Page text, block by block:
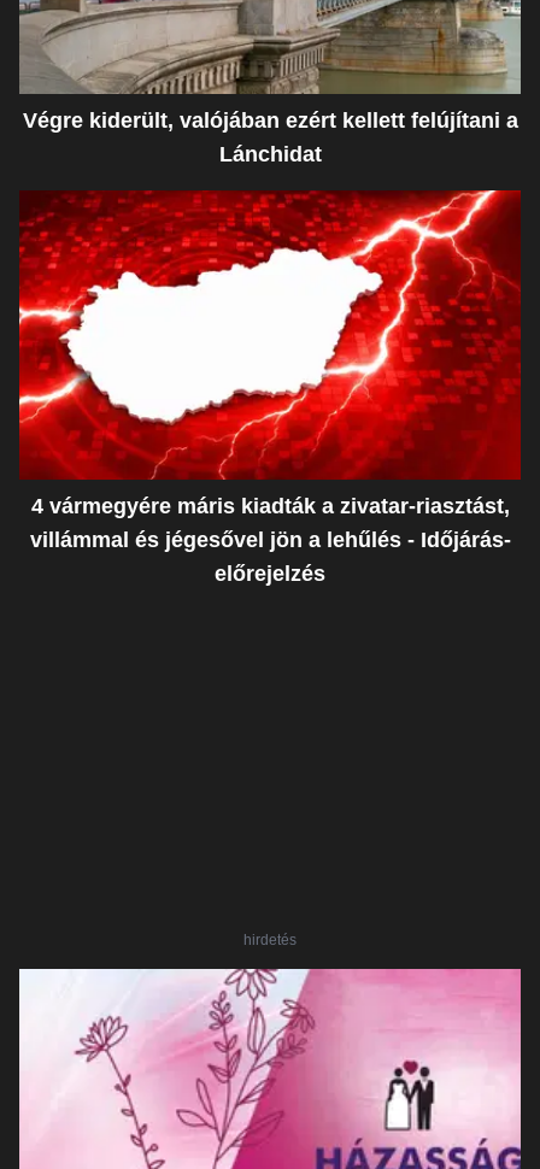
Végre kiderült, valójában ezért kellett felújítani a
Lánchidat
4 vármegyére máris kiadták a zivatar-riasztást,
villámmal és jégesővel jön a lehűlés - Időjárás-
előrejelzés
hirdetés